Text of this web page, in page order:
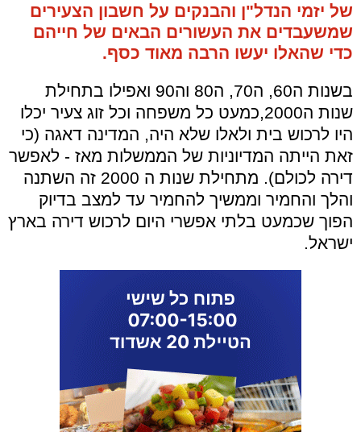
של יזמי הנדל"ן והבנקים על חשבון הצעירים
שמשעבדים את העשורים הבאים של חייהם
כדי שהאלו יעשו הרבה מאוד כסף.
בשנות ה60, ה70, ה80 וה90 ואפילו בתחילת
שנות ה2000,כמעט כל משפחה וכל זוג צעיר יכלו
היו לרכוש בית ולאלו שלא היה, המדינה דאגה (כי
זאת הייתה המדיוניות של הממשלות מאז - לאפשר
דירה לכולם). מתחילת שנות ה 2000 זה השתנה
והלך והחמיר וממשיך להחמיר עד למצב בדיוק
הפוך שכמעט בלתי אפשרי היום לרכוש דירה בארץ
ישראל.